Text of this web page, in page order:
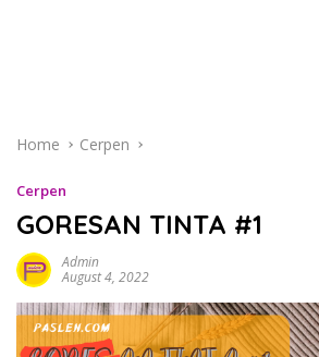
Home Cerpen
Cerpen
GORESAN TINTA #1
Admin
August 4, 2022